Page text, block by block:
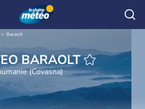
Baraolt
METEO BARAOLT
(Covasna)